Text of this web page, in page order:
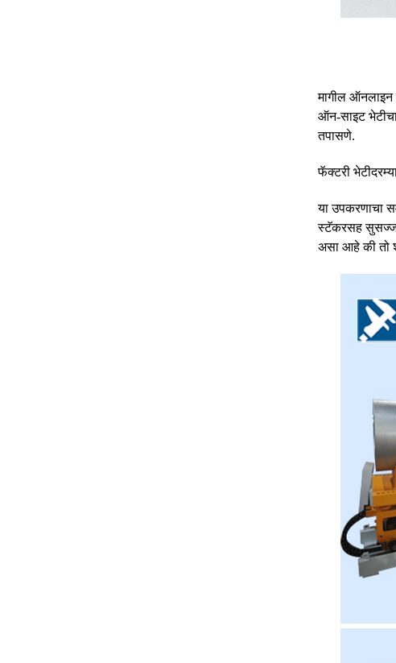
मागील
ऑन-साइट
तपासणे.
फॅक्टरी
या उपकरणाचा
स्टॅकरसह सुसज्ज
असा आहे की तो